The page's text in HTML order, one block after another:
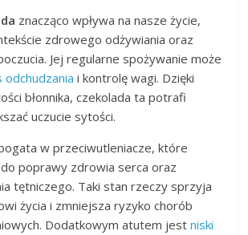
znacząco wpływa na nasze życie,
zdrowego odżywiania oraz
Jej regularne spożywanie może
odchudzania i kontrolę wagi. Dzięki
błonnika, czekolada ta potrafi
uczucie sytości.
w przeciwutleniacze, które
poprawy zdrowia serca oraz
tętniczego. Taki stan rzeczy sprzyja
życia i zmniejsza ryzyko chorób
Dodatkowym atutem jestniski